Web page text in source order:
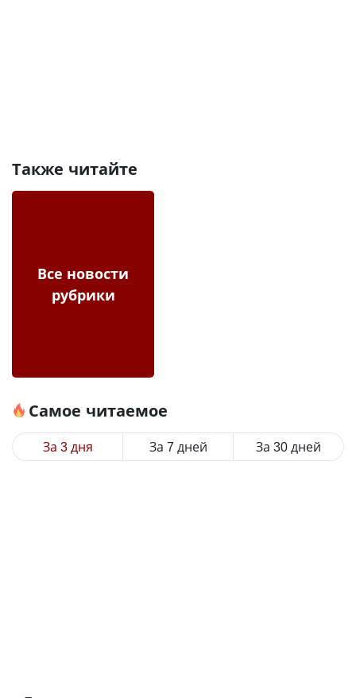
Также читайте
Все новости
рубрики
Самое читаемое
За 3 дня За 7 дней За 30 дней